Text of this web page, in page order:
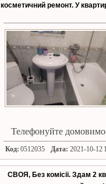
косметичний ремонт. У
Телефонуйте
Код: 0512035 Дата: 2021-10-12
СВОЯ, Без комісії. Здам 2